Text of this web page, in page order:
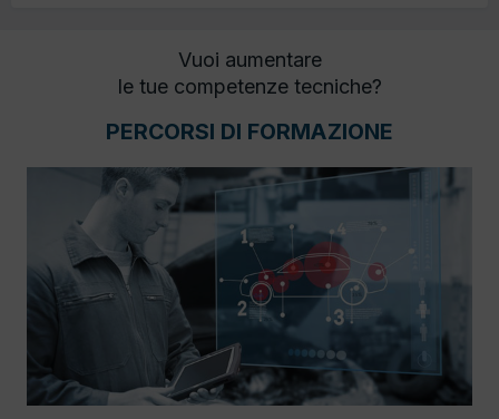
Vuoi aumentare
le tue competenze tecniche?
PERCORSI DI FORMAZIONE